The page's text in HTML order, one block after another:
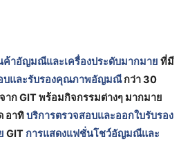
ค้าอัญมณีและเครื่องประดับมากมาย ที่มี
บและรับรองคุณภาพอัญมณีกว่า 30
าก GIT พร้อมกิจกรรมต่างๆ มากมาย
อาทิบริการตรวจสอบและออกใบรับรอง
GIT การแสดงแฟชั่นโชว์อัญมณีและ